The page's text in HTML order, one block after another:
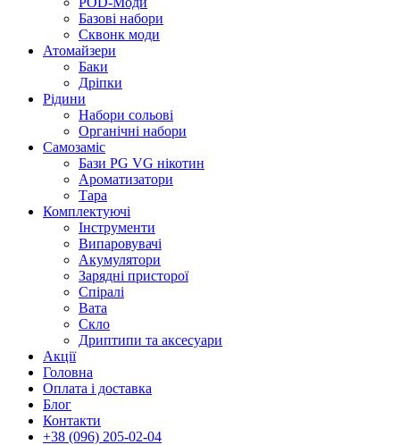
Базові набори
Сквонк моди
Атомайзери
Баки
Дріпки
Рідини
Набори сольові
Органічні набори
Самозаміс
Бази PG VG нікотин
Ароматизатори
Тара
Комплектуючі
Інструменти
Випаровувачі
Акумулятори
Зарядні присторої
Спіралі
Вата
Скло
Дриптипи та аксесуари
Акції
Головна
Оплата і доставка
Блог
Контакти
+38 (096) 205-02-04